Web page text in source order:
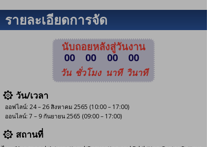
รายละเอียดการจัด
00 00 00 00
นับถอยหลังสู่วันงาน
วัน ชั่วโมง นาที วินาที
ออฟไลน์: 24 – 26 สิงหาคม 2565 (10:00 – 17:00)
ออนไลน์: 7 – 9 กันยายน 2565 (09:00 – 17:00)
วัน/เวลา
สถานที่